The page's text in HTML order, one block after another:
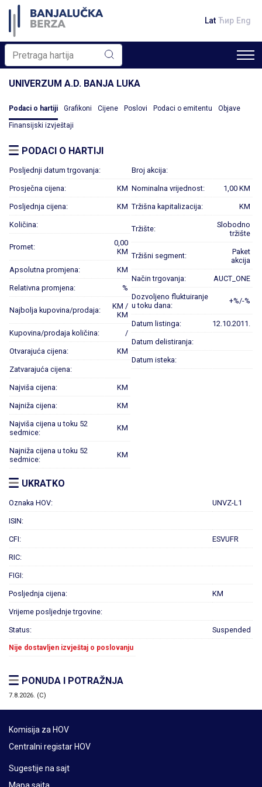
Lat Ћир Eng
UNIVERZUM A.D. BANJA LUKA
Podaci o hartiji Grafikoni Cijene Poslovi Podaci o emitentu Objave
Finansijski izvještaji
PODACI O HARTIJI
Posljednji datum trgovanja:
Prosječna cijena: KM
Posljednja cijena: KM
Količina:
Promet:
0,00
KM
Apsolutna promjena: KM
Relativna promjena: %
Najbolja kupovina/prodaja:
KM /
KM
Kupovina/prodaja količina: /
Otvarajuća cijena: KM
Zatvarajuća cijena:
Najviša cijena: KM
Najniža cijena: KM
Najviša cijena u toku 52
sedmice:
KM
Najniža cijena u toku 52
sedmice:
KM
Broj akcija:
Nominalna vrijednost: 1,00 KM
Tržišna kapitalizacija: KM
Tržište:
Slobodno
tržište
Tržišni segment:
Paket
akcija
Način trgovanja: AUCT_ONE
Dozvoljeno fluktuiranje
u toku dana:
+%/-%
Datum listinga: 12.10.2011.
Datum delistiranja:
Datum isteka:
UKRATKO
Oznaka HOV: UNVZ-L1
ISIN:
CFI: ESVUFR
RIC:
FIGI:
Posljednja cijena: KM
Vrijeme posljednje trgovine:
Status: Suspended
Nije dostavljen izvještaj o poslovanju
PONUDA I POTRAŽNJA
7.8.2026. (C)
Komisija za HOV
Centralni registar HOV
Sugestije na sajt